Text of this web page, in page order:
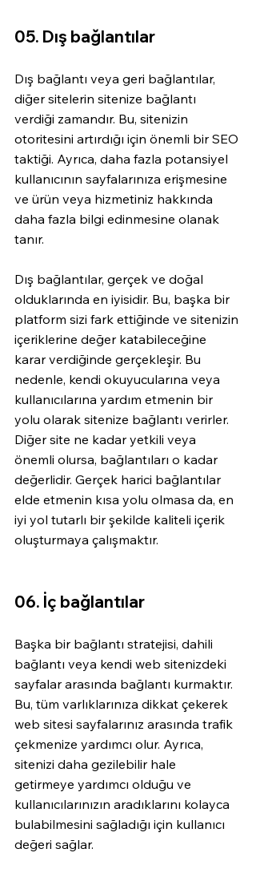
05. Dış bağlantılar
Dış bağlantı veya geri bağlantılar,
diğer sitelerin sitenize bağlantı
verdiği zamandır. Bu, sitenizin
otoritesini artırdığı için önemli bir SEO
taktiği. Ayrıca, daha fazla potansiyel
kullanıcının sayfalarınıza erişmesine
ve ürün veya hizmetiniz hakkında
daha fazla bilgi edinmesine olanak
tanır.
Dış bağlantılar, gerçek ve doğal
olduklarında en iyisidir. Bu, başka bir
platform sizi fark ettiğinde ve sitenizin
içeriklerine değer katabileceğine
karar verdiğinde gerçekleşir. Bu
nedenle, kendi okuyucularına veya
kullanıcılarına yardım etmenin bir
yolu olarak sitenize bağlantı verirler.
Diğer site ne kadar yetkili veya
önemli olursa, bağlantıları o kadar
değerlidir. Gerçek harici bağlantılar
elde etmenin kısa yolu olmasa da, en
iyi yol tutarlı bir şekilde kaliteli içerik
oluşturmaya çalışmaktır.
06. İç bağlantılar
Başka bir bağlantı stratejisi, dahili
bağlantı veya kendi web sitenizdeki
sayfalar arasında bağlantı kurmaktır.
Bu, tüm varlıklarınıza dikkat çekerek
web sitesi sayfalarınız arasında trafik
çekmenize yardımcı olur. Ayrıca,
sitenizi daha gezilebilir hale
getirmeye yardımcı olduğu ve
kullanıcılarınızın aradıklarını kolayca
bulabilmesini sağladığı için kullanıcı
değeri sağlar.